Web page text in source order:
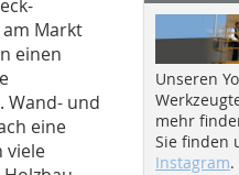
Markt
einen
Wand- und
eine
viele
Unseren
mehr
Sie finden
Instagram.